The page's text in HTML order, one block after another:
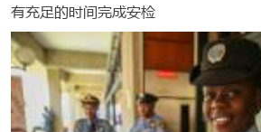
有充足的时间完成安检